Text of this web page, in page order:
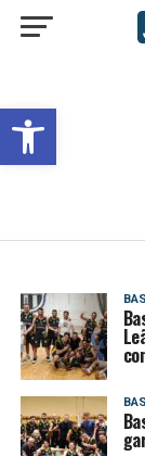
Open